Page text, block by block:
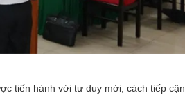
tiến hành với tư duy mới, cách tiếp cận